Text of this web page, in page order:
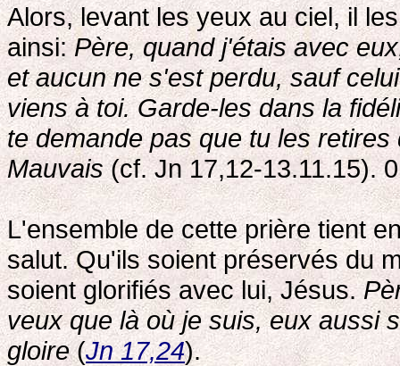
Alors, levant les yeux au ciel, il
ainsi:Père, quand j'étais avec
et aucun ne s'est perdu, sauf
viens à toi. Garde-les dans la
te demande pas que tu les
Mauvais(cf. Jn 17,12-13.11.15). 0
L'ensemble de cette prière tient
salut. Qu'ils soient préservés du
soient glorifiés avec lui, Jésus.
veux que là où je suis, eux aussi
gloire(Jn 17,24).